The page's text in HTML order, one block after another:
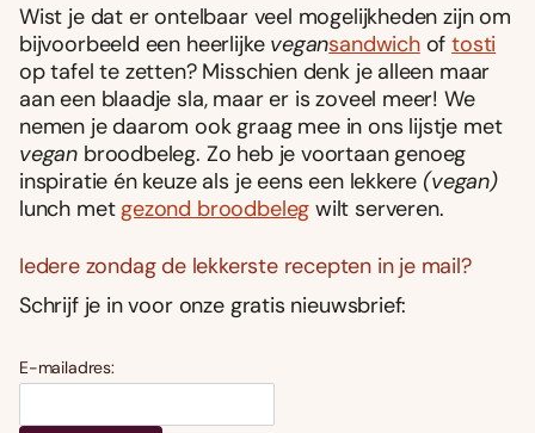
Wist je dat er ontelbaar veel mogelijkheden zijn om
bijvoorbeeld een heerlijke vegansandwichoftosti
op tafel te zetten? Misschien denk je alleen maar
aan een blaadje sla, maar er is zoveel meer! We
nemen je daarom ook graag mee in ons lijstje met
vegan broodbeleg. Zo heb je voortaan genoeg
inspiratie én keuze als je eens een lekkere (vegan)
lunch metgezond broodbeleg wilt serveren.
Iedere zondag de lekkerste recepten in je mail?
Schrijf je in voor onze gratis nieuwsbrief:
E-mailadres: